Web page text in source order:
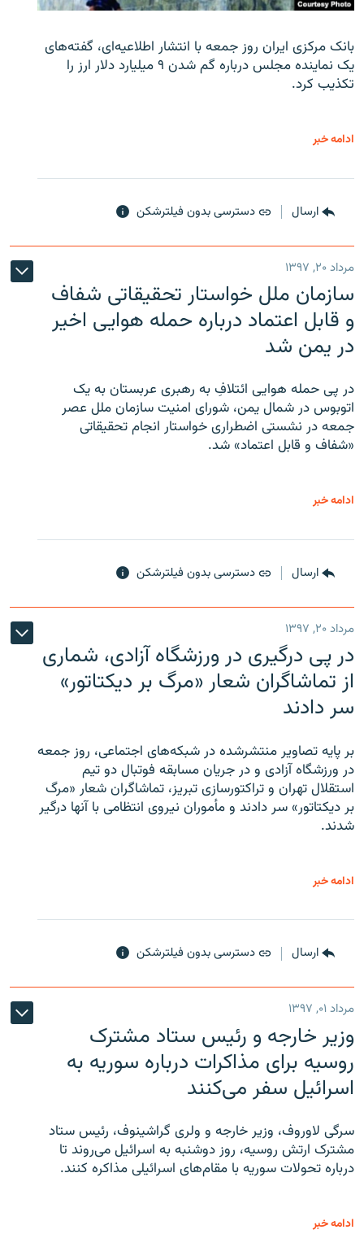
بانک مرکزی ایران روز جمعه با انتشار اطلاعیه‌ای، گفته‌های
یک نماینده مجلس درباره گم شدن ۹ میلیارد دلار ارز را
تکذیب کرد.
ادامه خبر
ارسال دسترسی بدون فیلترشکن
مرداد ۲۰, ۱۳۹۷
سازمان ملل خواستار تحقیقاتی شفاف
و قابل اعتماد درباره حمله هوایی اخیر
در یمن شد
در پی حمله هوایی ائتلافِ به رهبری عربستان به یک
اتوبوس در شمال یمن، شورای امنیت سازمان ملل عصر
جمعه در نشستی اضطراری خواستار انجام تحقیقاتی
«شفاف و قابل اعتماد» شد.
ادامه خبر
ارسال دسترسی بدون فیلترشکن
مرداد ۲۰, ۱۳۹۷
در پی درگیری در ورزشگاه آزادی، شماری
از تماشاگران شعار «مرگ بر دیکتاتور»
سر دادند
بر پایه تصاویر منتشرشده در شبکه‌های اجتماعی، روز جمعه
در ورزشگاه آزادی و در جریان مسابقه فوتبال دو تیم
استقلال تهران و تراکتورسازی تبریز، تماشاگران شعار «مرگ
بر دیکتاتور» سر دادند و مأموران نیروی انتظامی با آنها درگیر
شدند.
ادامه خبر
ارسال دسترسی بدون فیلترشکن
مرداد ۰۱, ۱۳۹۷
وزیر خارجه و رئیس‌ ستاد مشترک
روسیه برای مذاکرات درباره سوریه به
اسرائیل سفر می‌کنند
سرگی لاوروف، وزیر خارجه و ولری گراشینوف، رئیس ستاد
مشترک ارتش روسیه، روز دوشنبه به اسرائیل می‌روند تا
درباره تحولات سوریه با مقام‌های اسرائیلی مذاکره کنند.
ادامه خبر